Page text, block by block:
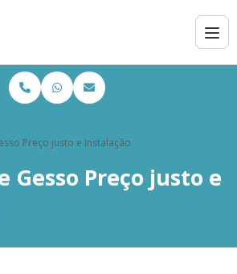
Preço justo e Instalação
Gesso Preço justo e